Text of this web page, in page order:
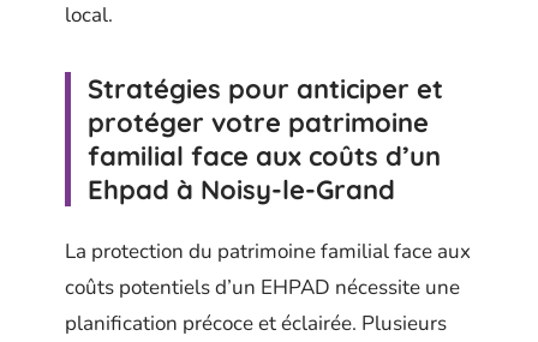
local.
Stratégies pour anticiper et
protéger votre patrimoine
familial face aux coûts d’un
Ehpad à Noisy-le-Grand
La protection du patrimoine familial face aux
coûts potentiels d’un EHPAD nécessite une
planification précoce et éclairée. Plusieurs